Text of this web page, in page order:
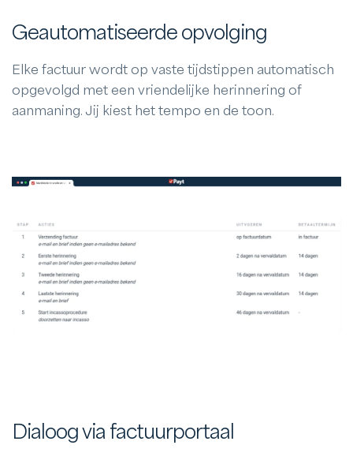
Geautomatiseerde opvolging
Elke factuur wordt op vaste tijdstippen automatisch
opgevolgd met een vriendelijke herinnering of
aanmaning. Jij kiest het tempo en de toon.
Dialoog via factuurportaal